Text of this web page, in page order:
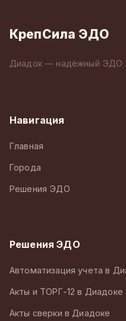
КрепСила ЭДО
Диадок — надёжный ЭДО
Навигация
Главная
Города
Решения ЭДО
Решения ЭДО
Автоматизация учета в
Акты и ТОРГ-12 в Диадоке
Акты сверки в Диадоке